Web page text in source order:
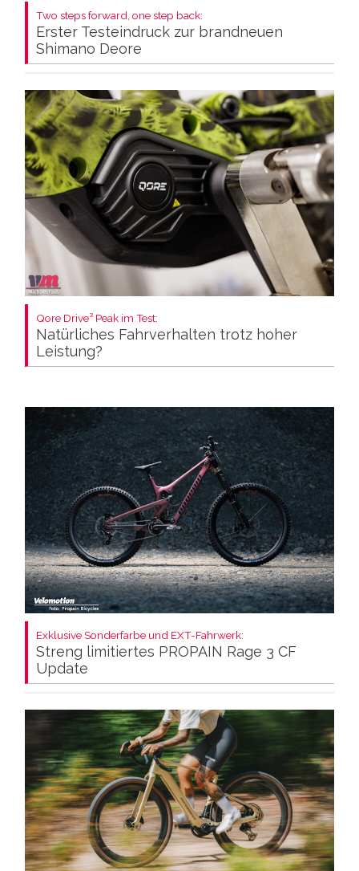
Two steps forward, one step back:
Erster Testeindruck zur brandneuen
Shimano Deore
Qore Drive³ Peak im Test:
Natürliches Fahrverhalten trotz hoher
Leistung?
Exklusive Sonderfarbe und EXT-Fahrwerk:
Streng limitiertes PROPAIN Rage 3 CF
Update